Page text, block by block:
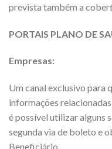
prevista também a
PORTAIS PLANO DE
Empresas:
Um canal exclusivo para
informações
é possível utilizar alguns
segunda via de boleto e
Beneficiário.